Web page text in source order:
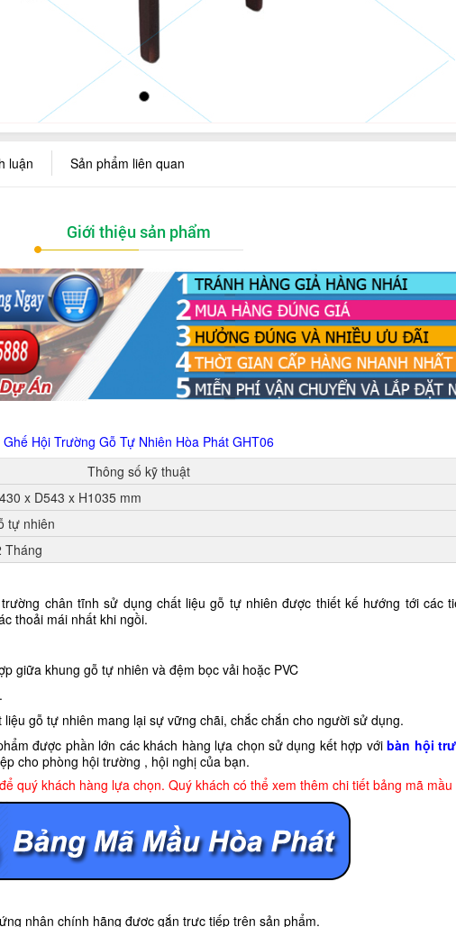
luận Sản phẩm liên quan
Giới thiệu sản phẩm
Ghế Hội Trường Gỗ Tự Nhiên Hòa PhátGHT06
Thông số kỹ thuật
x D543 x H1035 mm
tự nhiên
Tháng
chân tĩnh sử dụng chất liệu gỗ tự nhiên được thiết kế hướng tới các
thoải mái nhất khi ngồi.
giữa khung gỗ tự nhiên và đệm bọc vải hoặc PVC
gỗ tự nhiên mang lại sự vững chãi, chắc chắn cho người sử dụng.
được phần lớn các khách hàng lựa chọn sử dụng kết hợp vớibàn hội
cho phòng hội trường , hội nghị của bạn.
quý khách hàng lựa chọn. Quý khách có thể xem thêm chi tiết bảng mã
nhận chính hãng được gắn trực tiếp trên sản phẩm.